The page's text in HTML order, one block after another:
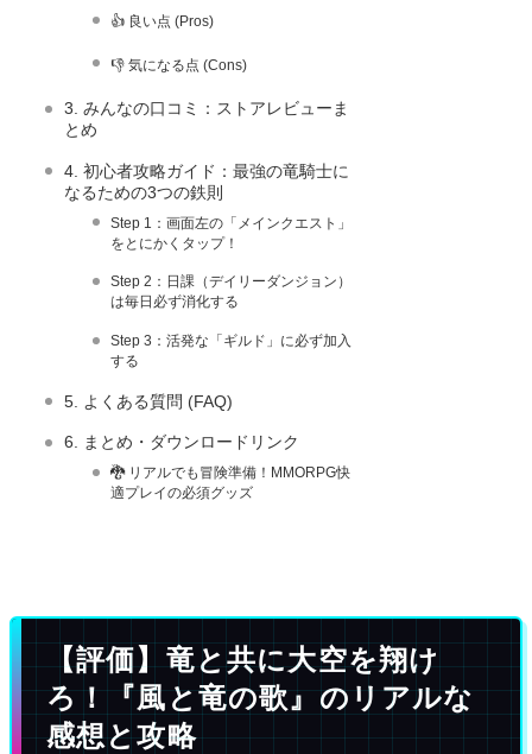
👍 良い点 (Pros)
👎 気になる点 (Cons)
3. みんなの口コミ：ストアレビューま
とめ
4. 初心者攻略ガイド：最強の竜騎士に
なるための3つの鉄則
Step 1：画面左の「メインクエスト」
をとにかくタップ！
Step 2：日課（デイリーダンジョン）
は毎日必ず消化する
Step 3：活発な「ギルド」に必ず加入
する
5. よくある質問 (FAQ)
6. まとめ・ダウンロードリンク
🐉 リアルでも冒険準備！MMORPG快
適プレイの必須グッズ
【評価】竜と共に大空を翔け
ろ！『風と竜の歌』のリアルな
感想と攻略